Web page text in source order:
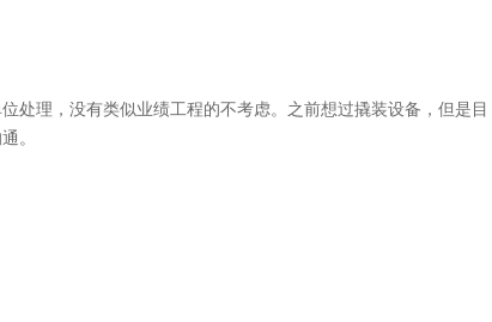
处理，没有类似业绩工程的不考虑。之前想过撬装设备，但是目
。